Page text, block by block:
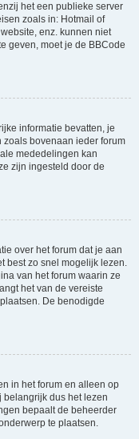
het een publieke server
zoals in: Hotmail of
enz. kunnen niet
geven, moet je de BBCode
informatie bevatten, je
zoals bovenaan ieder forum
mededelingen kan
zijn ingesteld door de
over het forum dat je aan
best zo snel mogelijk lezen.
van het forum waarin ze
het van de vereiste
De benodigde
in het forum en alleen op
belangrijk dus het lezen
bepaalt de beheerder
te plaatsen.